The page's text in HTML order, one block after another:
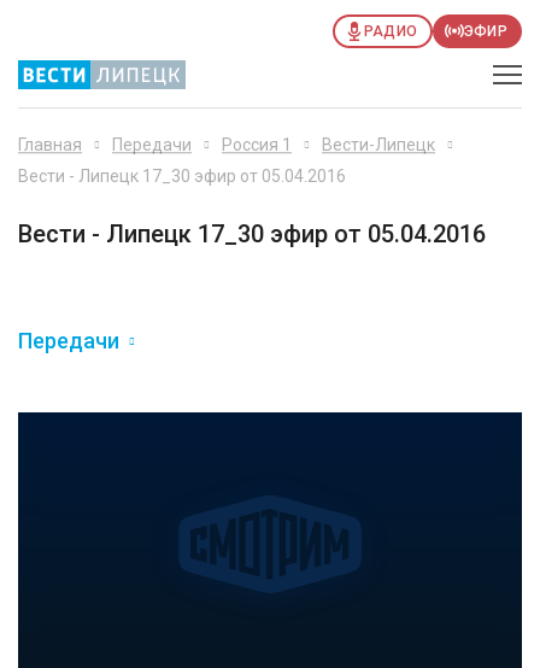
РАДИО ЭФИР
Главная Передачи Россия 1
Вести-Липецк
Вести - Липецк 17_30 эфир от 05.04.2016
Вести - Липецк 17_30 эфир от 05.04.2016
Передачи